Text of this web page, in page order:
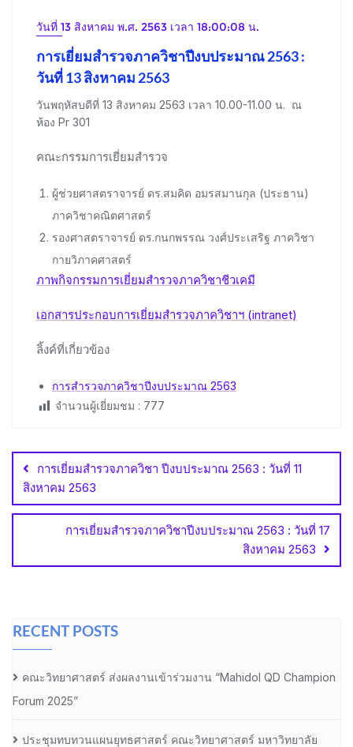
วันที่ 13 สิงหาคม พ.ศ. 2563 เวลา 18:00:08 น.
การเยี่ยมสำรวจภาควิชาปีงบประมาณ 2563 :
วันที่ 13 สิงหาคม 2563
วันพฤหัสบดีที่ 13 สิงหาคม 2563 เวลา 10.00-11.00 น. ณ
ห้อง Pr 301
คณะกรรมการเยี่ยมสำรวจ
ผู้ช่วยศาสตราจารย์ ดร.สมคิด อมรสมานกุล (ประธาน)
ภาควิชาคณิตศาสตร์
รองศาสตราจารย์ ดร.กนกพรรณ วงศ์ประเสริฐ ภาควิชา
กายวิภาคศาสตร์
ภาพกิจกรรมการเยี่ยมสำรวจภาควิชาชีวเคมี
เอกสารประกอบการเยี่ยมสำรวจภาควิชาฯ (intranet)
ลิ้งค์ที่เกี่ยวข้อง
การสำรวจภาควิชาปีงบประมาณ 2563
จำนวนผู้เยี่ยมชม : 777
navigation
การเยี่ยมสำรวจภาควิชา ปีงบประมาณ 2563 : วันที่ 11
สิงหาคม 2563
การเยี่ยมสำรวจภาควิชาปีงบประมาณ 2563 : วันที่ 17
สิงหาคม 2563
RECENT POSTS
คณะวิทยาศาสตร์ ส่งผลงานเข้าร่วมงาน “Mahidol QD Champion
Forum 2025”
ประชุมทบทวนแผนยุทธศาสตร์ คณะวิทยาศาสตร์ มหาวิทยาลัย